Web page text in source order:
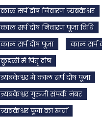
काल सर्प दोष निवारण त्र्यंबकेश्वर
काल सर्प दोष निवारण पूजा विधि
काल सर्प दोष पूजा
काल सर्प
कुंडली में पितृ दोष
त्र्यंबकेश्वर मे काल सर्प दोष पूजा
त्र्यंबकेश्वर गुरुजी संपर्क नंबर
त्र्यंबकेश्वर पूजा का खर्चा